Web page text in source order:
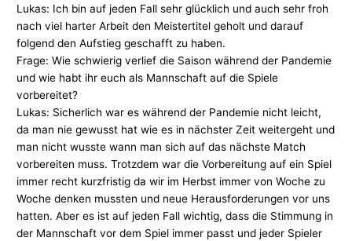
Lukas: Ich bin auf jeden Fall sehr glücklich und auch sehr froh
nach viel harter Arbeit den Meistertitel geholt und darauf
folgend den Aufstieg geschafft zu haben.
Frage: Wie schwierig verlief die Saison während der Pandemie
und wie habt ihr euch als Mannschaft auf die Spiele
vorbereitet?
Lukas: Sicherlich war es während der Pandemie nicht leicht,
da man nie gewusst hat wie es in nächster Zeit weitergeht und
man nicht wusste wann man sich auf das nächste Match
vorbereiten muss. Trotzdem war die Vorbereitung auf ein Spiel
immer recht kurzfristig da wir im Herbst immer von Woche zu
Woche denken mussten und neue Herausforderungen vor uns
hatten. Aber es ist auf jeden Fall wichtig, dass die Stimmung in
der Mannschaft vor dem Spiel immer passt und jeder Spieler